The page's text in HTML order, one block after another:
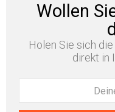
Wollen
Holen Sie sich
direkt in